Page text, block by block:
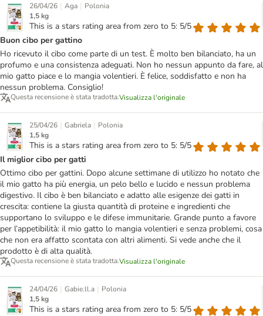
26/04/26 | Aga | Polonia
1,5 kg
This is a stars rating area from zero to 5: 5/5
Buon cibo per gattino
Ho ricevuto il cibo come parte di un test. È molto ben bilanciato, ha un
profumo e una consistenza adeguati. Non ho nessun appunto da fare, al
mio gatto piace e lo mangia volentieri. È felice, soddisfatto e non ha
nessun problema. Consiglio!
Questa recensione è stata tradotta.Visualizza l'originale
25/04/26 | Gabriela | Polonia
1,5 kg
This is a stars rating area from zero to 5: 5/5
Il miglior cibo per gatti
Ottimo cibo per gattini. Dopo alcune settimane di utilizzo ho notato che
il mio gatto ha più energia, un pelo bello e lucido e nessun problema
digestivo. Il cibo è ben bilanciato e adatto alle esigenze dei gatti in
crescita: contiene la giusta quantità di proteine e ingredienti che
supportano lo sviluppo e le difese immunitarie. Grande punto a favore
per l’appetibilità: il mio gatto lo mangia volentieri e senza problemi, cosa
che non era affatto scontata con altri alimenti. Si vede anche che il
prodotto è di alta qualità.
Questa recensione è stata tradotta.Visualizza l'originale
24/04/26 | Gabie.ll.a | Polonia
1,5 kg
This is a stars rating area from zero to 5: 5/5